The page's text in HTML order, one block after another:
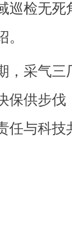
巡检无死
采气三
保供步
任与科技